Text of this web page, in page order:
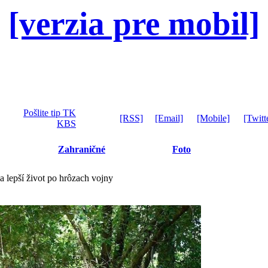
[verzia pre mobil]
Pošlite tip TK
KBS
[RSS] [Email] [Mobile]
Zahraničné Foto
lepší život po hrôzach vojny